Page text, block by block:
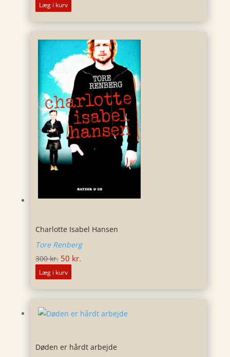
Læg i kurv
Charlotte Isabel Hansen
Tore Renberg
300kr. Den
oprindelige
300 kr..
50 kr.Den
50 kr..
Læg i kurv
Døden er hårdt arbejde